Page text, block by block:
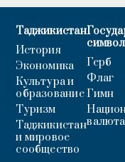
Таджикистан
История
Экономика
Культура и
образование
Туризм
Таджикистан
и мировое
сообщество
Герб
Флаг
Гимн
валюта